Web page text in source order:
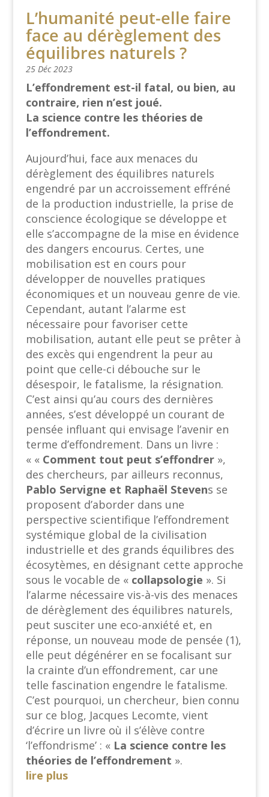
L’humanité peut-elle faire
face au dérèglement des
équilibres naturels ?
25 Déc 2023
L’effondrement est-il fatal, ou bien, au
contraire, rien n’est joué.
La science contre les théories de
l’effondrement.
Aujourd’hui, face aux menaces du
dérèglement des équilibres naturels
engendré par un accroissement effréné
de la production industrielle, la prise de
conscience écologique se développe et
elle s’accompagne de la mise en évidence
des dangers encourus. Certes, une
mobilisation est en cours pour
développer de nouvelles pratiques
économiques et un nouveau genre de vie.
Cependant, autant l’alarme est
nécessaire pour favoriser cette
mobilisation, autant elle peut se prêter à
des excès qui engendrent la peur au
point que celle-ci débouche sur le
désespoir, le fatalisme, la résignation.
C’est ainsi qu’au cours des dernières
années, s’est développé un courant de
pensée influant qui envisage l’avenir en
terme d’effondrement. Dans un livre :
« « Comment tout peut s’effondrer»,
des chercheurs, par ailleurs reconnus,
Pablo Servigne et Raphaël Stevens se
proposent d’aborder dans une
perspective scientifique l’effondrement
systémique global de la civilisation
industrielle et des grands équilibres des
écosytèmes, en désignant cette approche
sous le vocable de « collapsologie ». Si
l’alarme nécessaire vis-à-vis des menaces
de dérèglement des équilibres naturels,
peut susciter une eco-anxiété et, en
réponse, un nouveau mode de pensée (1),
elle peut dégénérer en se focalisant sur
la crainte d’un effondrement, car une
telle fascination engendre le fatalisme.
C’est pourquoi, un chercheur, bien connu
sur ce blog, Jacques Lecomte, vient
d’écrire un livre où il s’élève contre
‘l’effondrisme’ : « La science contre les
théories de l’effondrement ».
lire plus